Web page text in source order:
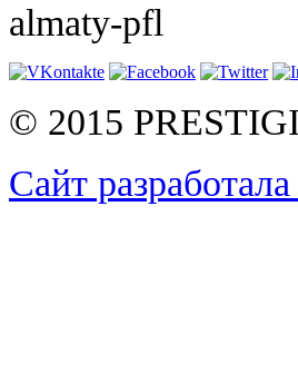
almaty-pfl
© 2015
Сайт